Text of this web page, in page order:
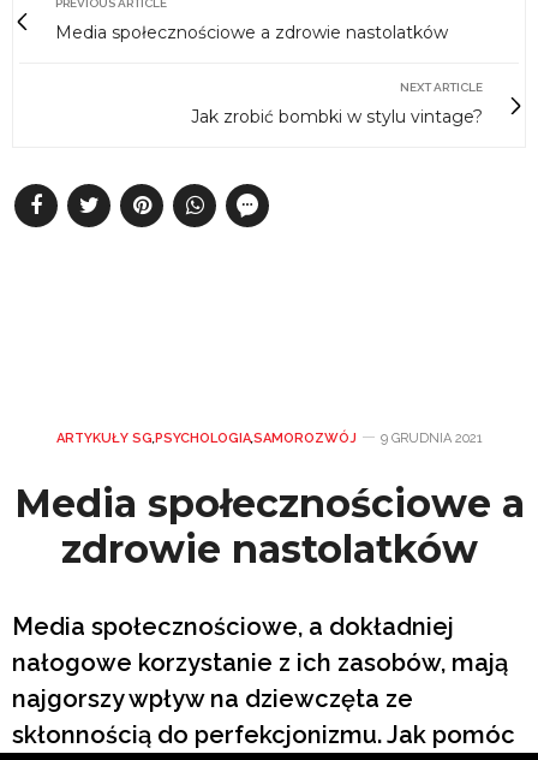
PREVIOUS ARTICLE
Media społecznościowe a zdrowie nastolatków
NEXT ARTICLE
Jak zrobić bombki w stylu vintage?
ARTYKUŁY SG,PSYCHOLOGIA,SAMOROZWÓJ 9 GRUDNIA 2021
Media społecznościowe a
zdrowie nastolatków
Media społecznościowe, a dokładniej
nałogowe korzystanie z ich zasobów, mają
najgorszy wpływ na dziewczęta ze
skłonnością do perfekcjonizmu. Jak pomóc